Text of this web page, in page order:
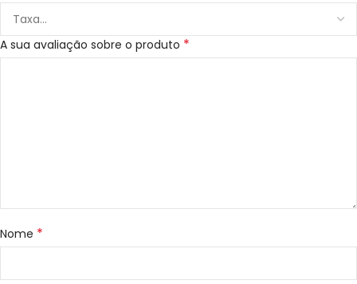
A sua avaliação sobre o produto *
Nome *